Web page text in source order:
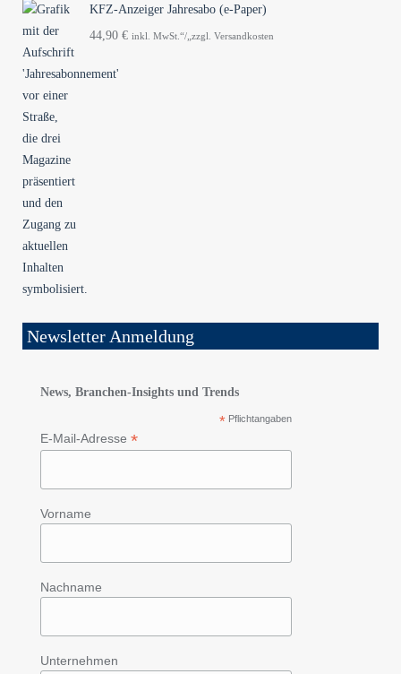
KFZ-Anzeiger Jahresabo (e-Paper)
44,90 € inkl. MwSt.“/„zzgl. Versandkosten
Newsletter Anmeldung
News, Branchen-Insights und Trends
* Pflichtangaben
E-Mail-Adresse *
Vorname
Nachname
Unternehmen